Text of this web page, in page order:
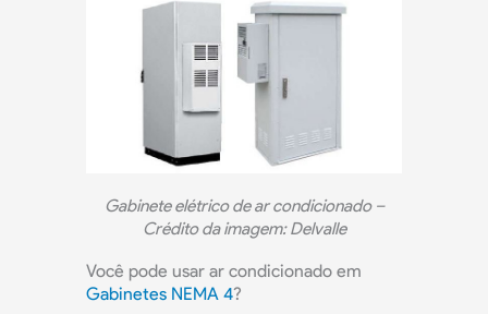
Gabinete elétrico de ar condicionado –
Crédito da imagem: Delvalle
Você pode usar ar condicionado em
Gabinetes NEMA 4?